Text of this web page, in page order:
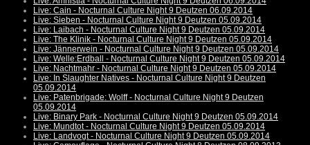
Live: Cain - Nocturnal Culture Night 9 Deutzen 06.09.2014
Live: Sieben - Nocturnal Culture Night 9 Deutzen 05.09.2014
Live: Laibach - Nocturnal Culture Night 9 Deutzen 05.09.2014
Live: The Klinik - Nocturnal Culture Night 9 Deutzen 05.09.2014
Live: Jännerwein - Nocturnal Culture Night 9 Deutzen 05.09.2014
Live: Welle:Erdball - Nocturnal Culture Night 9 Deutzen 05.09.2014
Live: Nachtmahr - Nocturnal Culture Night 9 Deutzen 05.09.2014
Live: In Slaughter Natives - Nocturnal Culture Night 9 Deutzen
05.09.2014
Live: Patenbrigade: Wolff - Nocturnal Culture Night 9 Deutzen
05.09.2014
Live: Binary Park - Nocturnal Culture Night 9 Deutzen 05.09.2014
Live: Mundtot - Nocturnal Culture Night 9 Deutzen 05.09.2014
Live: Landvogt - Nocturnal Culture Night 9 Deutzen 05.09.2014